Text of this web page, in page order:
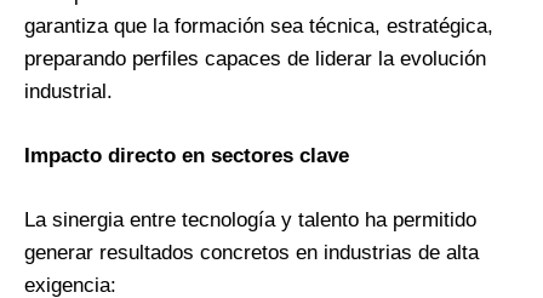
garantiza que la formación sea técnica, estratégica,
preparando perfiles capaces de liderar la evolución
industrial.
Impacto directo en sectores clave
La sinergia entre tecnología y talento ha permitido
generar resultados concretos en industrias de alta
exigencia: